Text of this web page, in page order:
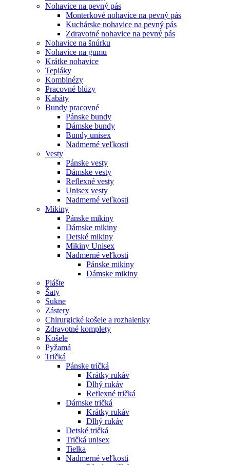
Nohavice na pevný pás
Monterkové nohavice na pevný pás
Kuchárske nohavice na pevný pás
Zdravotné nohavice na pevný pás
Nohavice na šnúrku
Nohavice na gumu
Krátke nohavice
Tepláky
Kombinézy
Pracovné blúzy
Kabáty
Bundy pracovné
Pánske bundy
Dámske bundy
Bundy unisex
Nadmerné veľkosti
Vesty
Pánske vesty
Dámske vesty
Reflexné vesty
Unisex vesty
Nadmerné veľkosti
Mikiny
Pánske mikiny
Dámske mikiny
Detské mikiny
Mikiny Unisex
Nadmerné veľkosti
Pánske mikiny
Dámske mikiny
Plášte
Šaty
Sukne
Zástery
Chirurgické košele a rozhalenky
Zdravotné komplety
Košele
Pyžamá
Tričká
Pánske tričká
Krátky rukáv
Dlhý rukáv
Reflexné tričká
Dámske tričká
Krátky rukáv
Dlhý rukáv
Detské tričká
Tričká unisex
Tielka
Nadmerné veľkosti